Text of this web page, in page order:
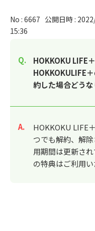
No : 6667 公開日時 :
15:36
HOKKOKU LIFE
HOKKOKULIFE
約した場合どう
回答
HOKKOKU LIFE
つでも解約、解
用期間は更新さ
の特典はご利用い